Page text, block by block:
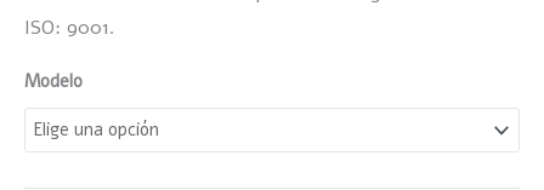
ISO: 9001.
Modelo